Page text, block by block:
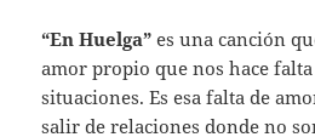
“En Huelga”es una canción
amor propio que nos hace
situaciones. Es esa falta de
salir de relaciones donde no